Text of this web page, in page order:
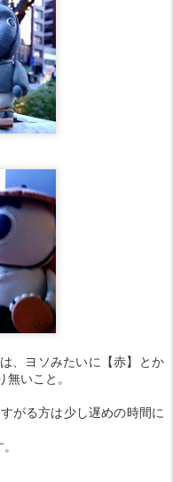
、ヨソみたいに【赤】とか
いこと。
がる方は少し遅めの時間に